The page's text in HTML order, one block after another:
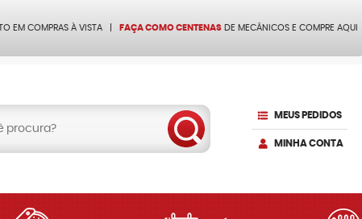
EM COMPRAS À VISTA FAÇA COMO CENTENAS DE MECÂNICOS E COMPRE AQUI
MEUS PEDIDOS
MINHA CONTA